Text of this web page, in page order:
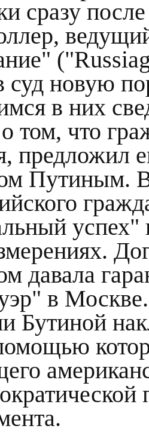
сразу
суд новую
в них
том, что
предложил
Путиным.
успех"
давала
в
Бутиной